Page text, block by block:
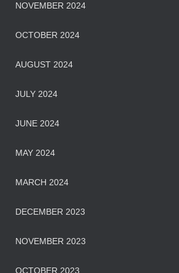
NOVEMBER 2024
OCTOBER 2024
AUGUST 2024
JULY 2024
JUNE 2024
MAY 2024
MARCH 2024
DECEMBER 2023
NOVEMBER 2023
OCTOBER 2023